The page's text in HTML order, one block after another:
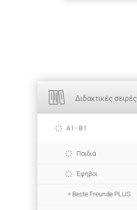
Διδακτικές σειρές
A1 - B1
Παιδιά
Έφηβοι
Beste Freunde PLUS